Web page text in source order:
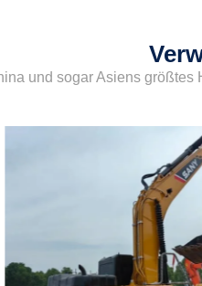
und sogar Asiens größtes